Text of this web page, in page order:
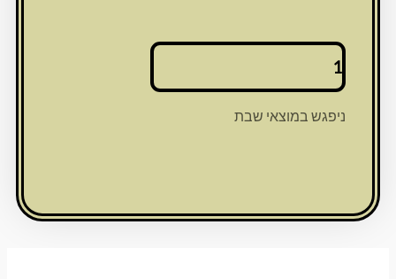
כמות
שש0911
ברכת
ניפגש במוצאי שבת